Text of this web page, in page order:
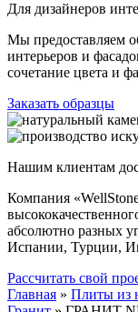
Для дизайнеров
Мы предоставляем
интерьеров и
сочетание цвета и
Заказать образцы
Нашим клиентам
Компания
абсолютно разных
Испании, Турции,
Рассчитать свой
Главная » Плиты из